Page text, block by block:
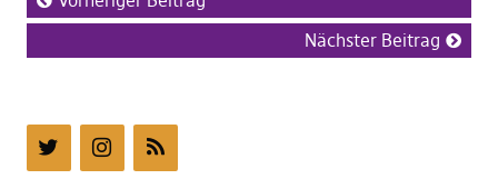
Nächster Beitrag